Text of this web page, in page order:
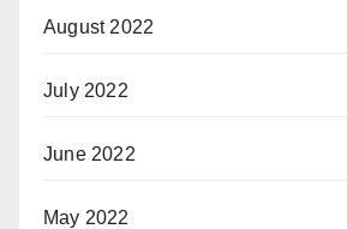
August 2022
July 2022
June 2022
May 2022